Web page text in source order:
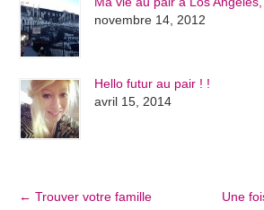
novembre 14, 2012
Hello futur au pair ! !
avril 15, 2014
← Trouver votre famille
Une